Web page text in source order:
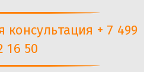
+ 7 499
16 50